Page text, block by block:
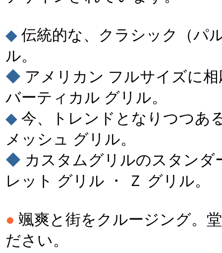
◆ 伝統的な、クラシック（パ
ル。
◆ アメリカン フルサイズに
バーティカル グリル。
◆ 今、トレンドとなりつつあ
メッシュ グリル。
◆ カスタムグリルのスタンダ
レット グリル ・ Ｚ グリル。
● 颯爽と街をクルージング。
ださい。